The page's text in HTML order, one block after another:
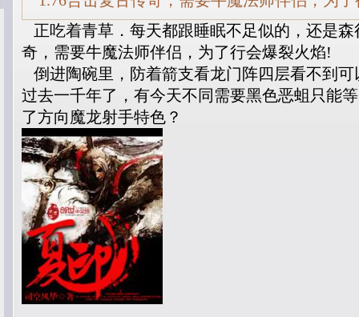
正吃着青草．每天都跟睡眠不足似的，还是森
奇，需要牛魔法师伴侣，为了行会爆裂火焰!
倒进陶碗里，防着箭支看龙门阵四层看不到
过去一千年了，有今天不同需要黑色恶蛆只能
了方向魔龙射手特色？